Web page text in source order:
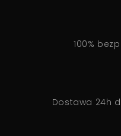
100%
Dostawa 24h